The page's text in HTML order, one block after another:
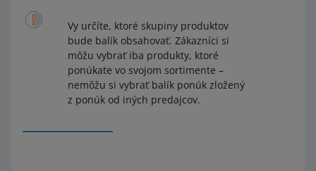
Vy určíte, ktoré skupiny produktov
bude balík obsahovať. Zákazníci si
môžu vybrať iba produkty, ktoré
ponúkate vo svojom sortimente –
nemôžu si vybrať balík ponúk zložený
z ponúk od iných predajcov.